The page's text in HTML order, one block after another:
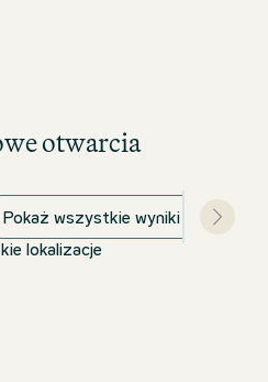
otwarcia
Pokaż wszystkie wyniki
lokalizacje